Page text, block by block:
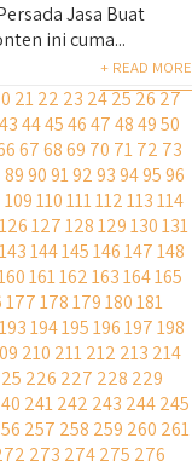
Jasa Buat
ini cuma...
+ READ MORE
2122 23 24252627
4344454647484950
676869 70 7172 73
8990919293949596
109110111112113114
126127128129130131
143144145146147148
161162163164165
177178179180181
193194195196197198
210 211212 213 214
226 227 228 229
241242 243 244245
257 258 259 260 261
273 274275 276